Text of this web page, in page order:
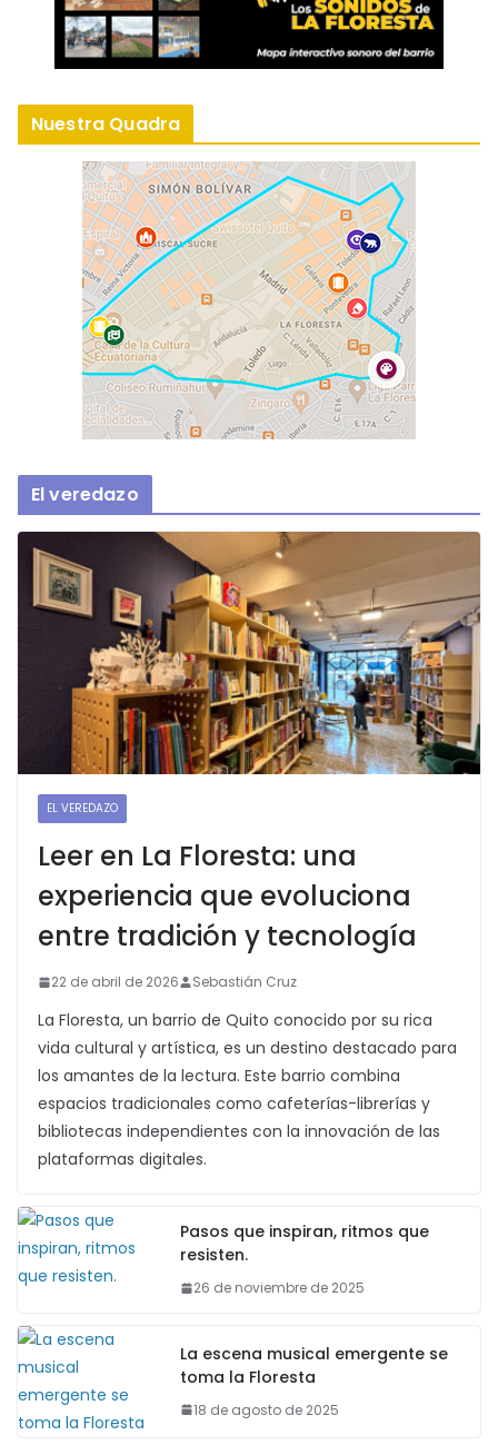
Nuestra Quadra
El veredazo
EL VEREDAZO
Leer en La Floresta: una
experiencia que evoluciona
entre tradición y tecnología
22 de abril de 2026 Sebastián Cruz
La Floresta, un barrio de Quito conocido por su rica
vida cultural y artística, es un destino destacado para
los amantes de la lectura. Este barrio combina
espacios tradicionales como cafeterías-librerías y
bibliotecas independientes con la innovación de las
plataformas digitales.
Pasos que inspiran, ritmos que
resisten.
26 de noviembre de 2025
La escena musical emergente se
toma la Floresta
18 de agosto de 2025